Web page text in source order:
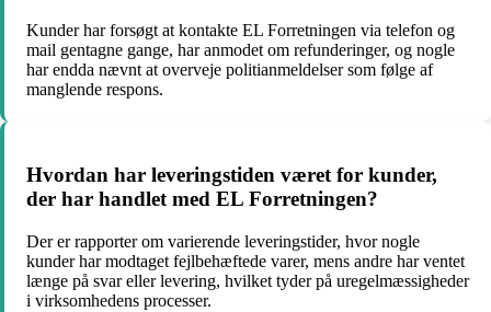
Kunder har forsøgt at kontakte EL Forretningen via telefon og
mail gentagne gange, har anmodet om refunderinger, og nogle
har endda nævnt at overveje politianmeldelser som følge af
manglende respons.
Hvordan har leveringstiden været for kunder,
der har handlet med EL Forretningen?
Der er rapporter om varierende leveringstider, hvor nogle
kunder har modtaget fejlbehæftede varer, mens andre har ventet
længe på svar eller levering, hvilket tyder på uregelmæssigheder
i virksomhedens processer.